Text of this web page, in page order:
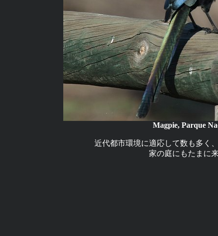
Magpie, Parque
近代都市環境に適応して数も多く
家の庭にもたまに